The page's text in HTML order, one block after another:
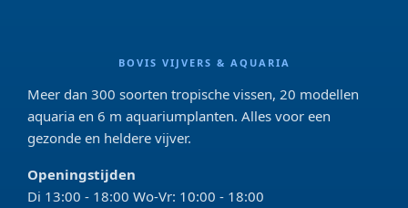
BOVIS VIJVERS & AQUARIA
Meer dan 300 soorten tropische vissen, 20 modellen
aquaria en 6 m aquariumplanten. Alles voor een
gezonde en heldere vijver.
Openingstijden
Di 13:00 - 18:00 Wo-Vr: 10:00 - 18:00